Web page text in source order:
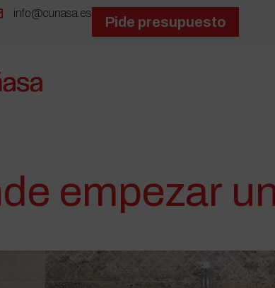
info@cunasa.es
Pide presupuesto
empezar